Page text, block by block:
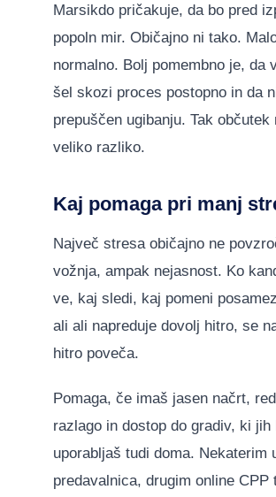
Marsikdo pričakuje, da bo pred
popoln mir. Običajno ni tako.
normalno. Bolj pomembno je, da
šel skozi proces postopno in da
prepuščen ugibanju. Tak občutek
veliko razliko.
Kaj pomaga pri manj
Največ stresa običajno ne
vožnja, ampak nejasnost. Ko
ve, kaj sledi, kaj pomeni
ali ali napreduje dovolj hitro, se
hitro poveča.
Pomaga, če imaš jasen načrt,
razlago in dostop do gradiv, ki jih
uporabljaš tudi doma. Nekaterim
predavalnica, drugim online CPP